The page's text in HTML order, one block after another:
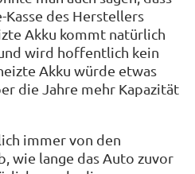
Kasse des Herstellers
Akku kommt natürlich
wird hoffentlich kein
Akku würde etwas
die Jahre mehr Kapazität
immer von den
wie lange das Auto zuvor